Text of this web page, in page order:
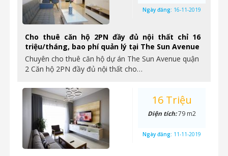
Cho thuê căn hộ 2PN đầy đủ nội thất chỉ 16
triệu/tháng, bao phí quản lý tại The Sun Avenue
Chuyên cho thuê căn hộ dự án The Sun Avenue quận
2 Căn hộ 2PN đầy đủ nội thất cho…
Ngày đăng: 16-11-2019
16 Triệu
Diện tích:79 m2
Ngày đăng: 11-11-2019